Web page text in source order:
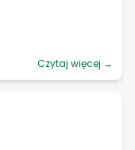
Czytaj więcej →